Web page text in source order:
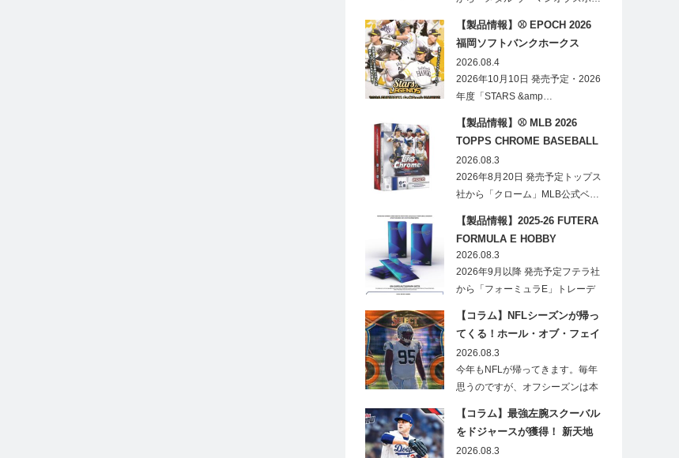
【製品情報】⚾ EPOCH 2026
福岡ソフトバンクホークス
STARS&LEGENDS ベースボー
ルカード
2026.08.4
2026年10月10日 発売予定・2026
年度「STARS &amp…
【製品情報】⚾ MLB 2026
TOPPS CHROME BASEBALL
LOGOFRACTOR
2026.08.3
2026年8月20日 発売予定トップス
社から「クローム」MLB公式ベ…
【製品情報】2025-26 FUTERA
FORMULA E HOBBY
2026.08.3
2026年9月以降 発売予定フテラ社
から「フォーミュラE」トレーデ
【コラム】NFLシーズンが帰っ
てくる！ホール・オブ・フェイ
ムゲームで注目したい7選手
2026.08.3
今年もNFLが帰ってきます。毎年
思うのですが、オフシーズンは本
【コラム】最強左腕スクーバル
をドジャースが獲得！ 新天地
での初トレカは「Go Blue !」
2026.08.3